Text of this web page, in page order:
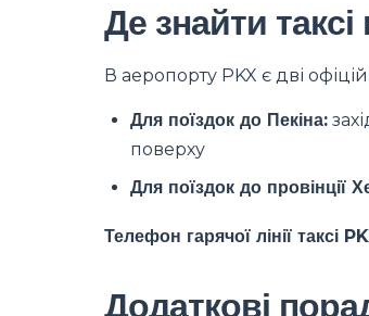
Де знайти
В аеропорту PKX є дві
Для поїздок до Пекіна:
поверху
Для поїздок до провінції
Телефон гарячої лінії таксі
Додаткові